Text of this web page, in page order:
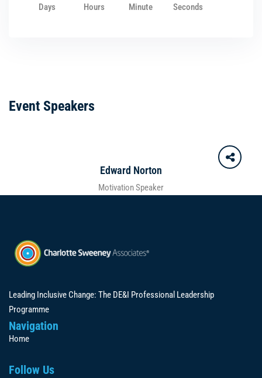
Days Hours Minute Seconds
Event Speakers
Edward Norton
Motivation Speaker
Leading Inclusive Change: The DE&I Professional Leadership
Programme
Navigation
Home
Follow Us